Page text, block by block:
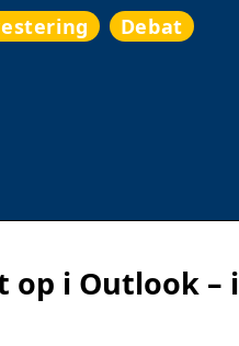
Debat
i Outlook –